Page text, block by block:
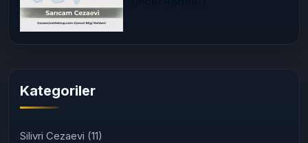
Kategoriler
Silivri Cezaevi (11)